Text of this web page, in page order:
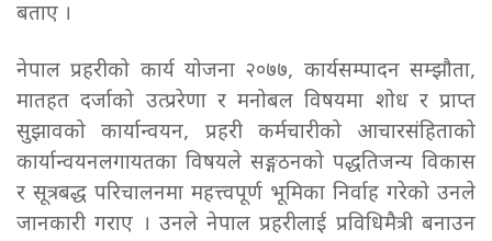
बताए ।
नेपाल प्रहरीको कार्य योजना २०७७, कार्यसम्पादन सम्झौता,
मातहत दर्जाको उत्प्ररेणा र मनोबल विषयमा शोध र प्राप्त
सुझावको कार्यान्वयन, प्रहरी कर्मचारीको आचारसंहिताको
कार्यान्वयनलगायतका विषयले सङ्गठनको पद्धतिजन्य विकास
र सूत्रबद्ध परिचालनमा महत्त्वपूर्ण भूमिका निर्वाह गरेको उनले
जानकारी गराए । उनले नेपाल प्रहरीलाई प्रविधिमैत्री बनाउन